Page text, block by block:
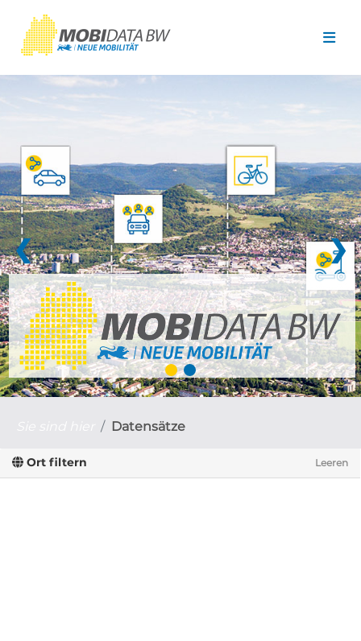
❮ ❯
Datensätze
Ort filtern Leeren